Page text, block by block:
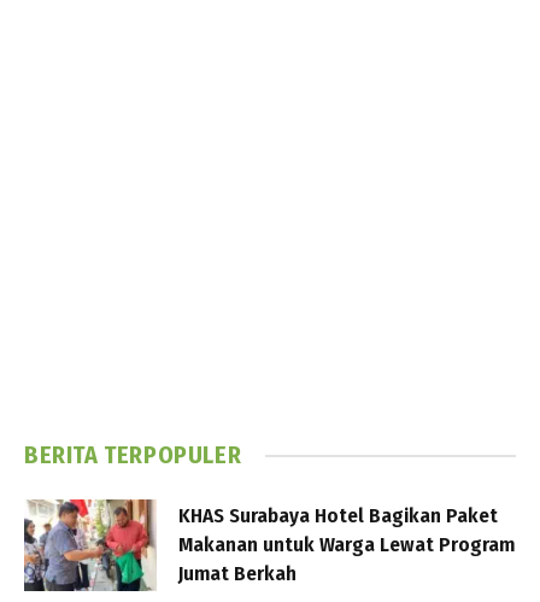
BERITA TERPOPULER
KHAS Surabaya Hotel Bagikan Paket
Makanan untuk Warga Lewat Program
Jumat Berkah